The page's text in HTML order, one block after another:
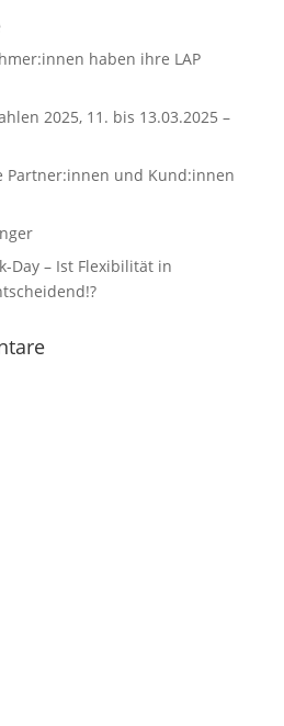
haben ihre LAP
2025, 11. bis 13.03.2025 –
Partner:innen und Kund:innen
Day – Ist Flexibilität in